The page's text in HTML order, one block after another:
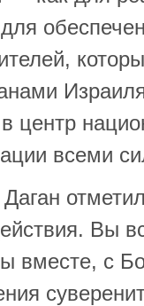
центр
всеми
Вы
вместе, с